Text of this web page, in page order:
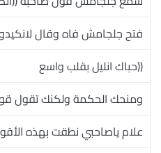
فتح جلجامش فاه وقال
((حباك انليل بقلب واسع
ومنحك الحكمة ولكنك تقول
علام ياصاحبي نطقت بهذه